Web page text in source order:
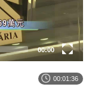
00:00
00:01:36